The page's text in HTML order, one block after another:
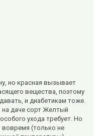
но красная вызывает
вещества, поэтому
и диабетикам тоже.
на даче сорт Желтый
ухода требует. Но
вовремя (только не